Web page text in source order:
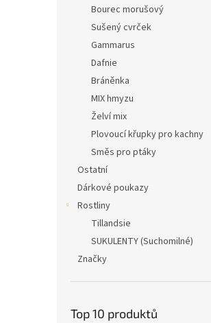
Bourec morušový
Sušený cvrček
Gammarus
Dafnie
Bráněnka
MIX hmyzu
Želví mix
Plovoucí křupky pro kachny
Směs pro ptáky
Ostatní
Dárkové poukazy
Rostliny
Tillandsie
SUKULENTY (Suchomilné)
Značky
Top 10 produktů